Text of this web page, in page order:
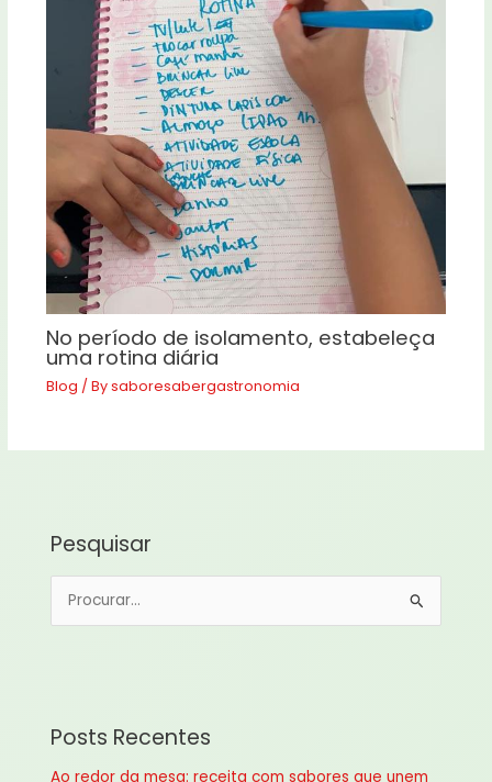
No período de isolamento, estabeleça
uma rotina diária
Blog / Bysaboresabergastronomia
Pesquisar
iPosts Recentes
Ao redor da mesa: receita com sabores que unem